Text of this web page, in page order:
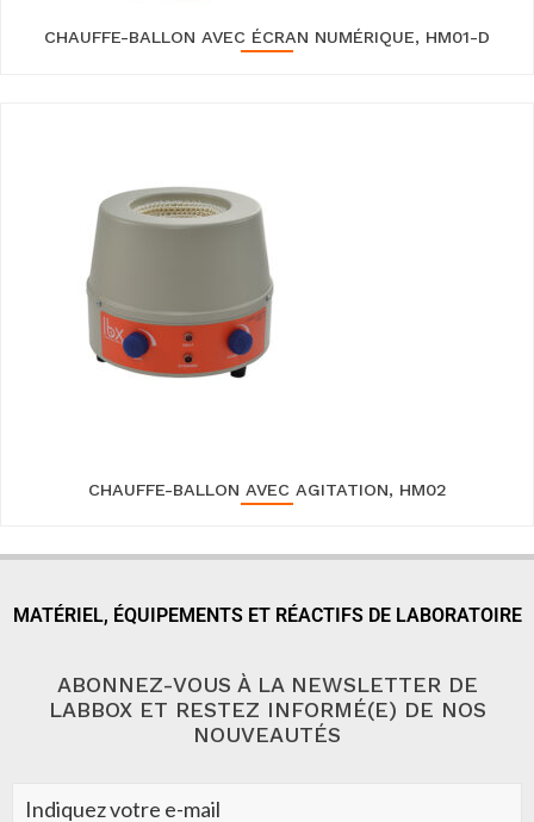
CHAUFFE-BALLON AVEC ÉCRAN NUMÉRIQUE, HM01-D
CHAUFFE-BALLON AVEC AGITATION, HM02
MATÉRIEL, ÉQUIPEMENTS ET RÉACTIFS DE LABORATOIRE
ABONNEZ-VOUS À LA NEWSLETTER DE
LABBOX ET RESTEZ INFORMÉ(E) DE NOS
NOUVEAUTÉS